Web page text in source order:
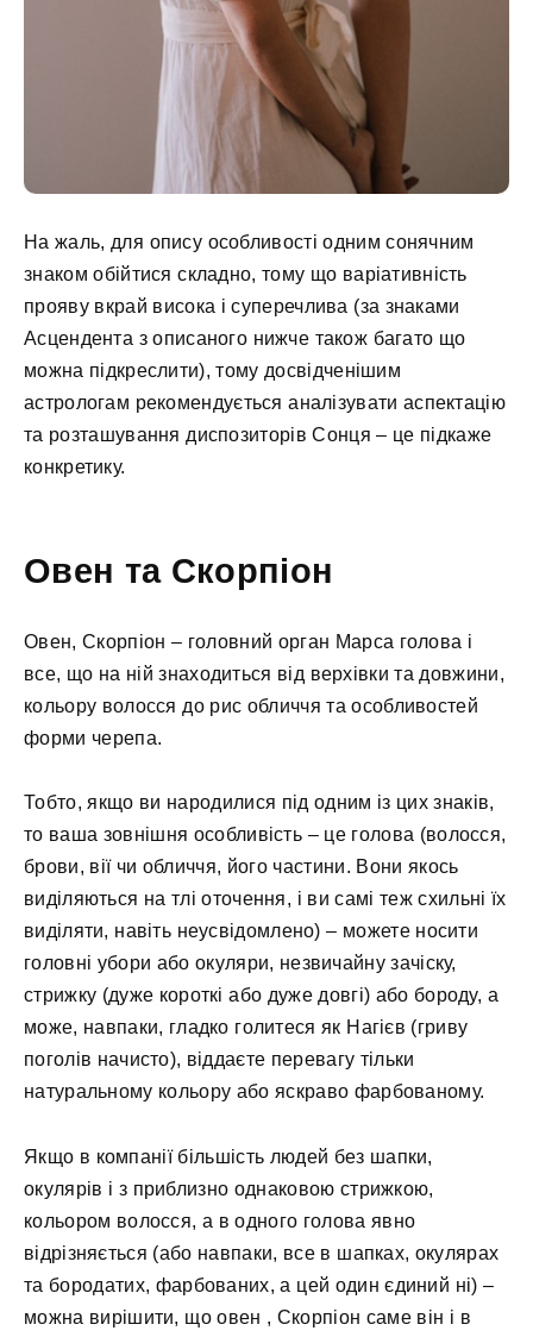
На жаль, для опису особливості одним сонячним
знаком обійтися складно, тому що варіативність
прояву вкрай висока і суперечлива (за знаками
Асцендента з описаного нижче також багато що
можна підкреслити), тому досвідченішим
астрологам рекомендується аналізувати аспектацію
та розташування диспозиторів Сонця – це підкаже
конкретику.
Овен та Скорпіон
Овен, Скорпіон – головний орган Марса голова і
все, що на ній знаходиться від верхівки та довжини,
кольору волосся до рис обличчя та особливостей
форми черепа.
Тобто, якщо ви народилися під одним із цих знаків,
то ваша зовнішня особливість – це голова (волосся,
брови, вії чи обличчя, його частини. Вони якось
виділяються на тлі оточення, і ви самі теж схильні їх
виділяти, навіть неусвідомлено) – можете носити
головні убори або окуляри, незвичайну зачіску,
стрижку (дуже короткі або дуже довгі) або бороду, а
може, навпаки, гладко голитеся як Нагієв (гриву
поголів начисто), віддаєте перевагу тільки
натуральному кольору або яскраво фарбованому.
Якщо в компанії більшість людей без шапки,
окулярів і з приблизно однаковою стрижкою,
кольором волосся, а в одного голова явно
відрізняється (або навпаки, все в шапках, окулярах
та бородатих, фарбованих, а цей один єдиний ні) –
можна вирішити, що овен , Скорпіон саме він і в